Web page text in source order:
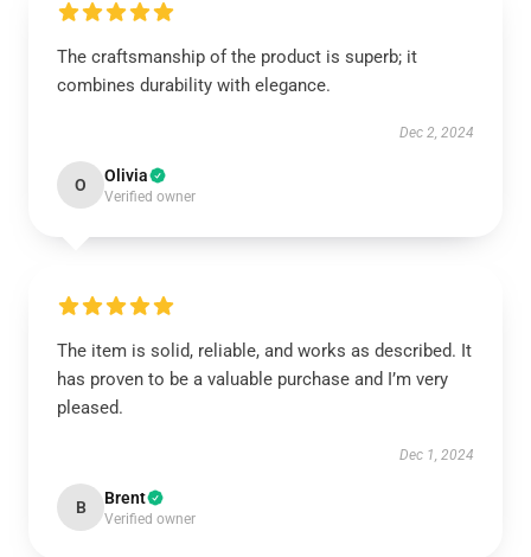
The craftsmanship of the product is superb; it
combines durability with elegance.
Dec 2, 2024
O Olivia
Verified owner
The item is solid, reliable, and works as described. It
has proven to be a valuable purchase and I’m very
pleased.
Dec 1, 2024
B Brent
Verified owner